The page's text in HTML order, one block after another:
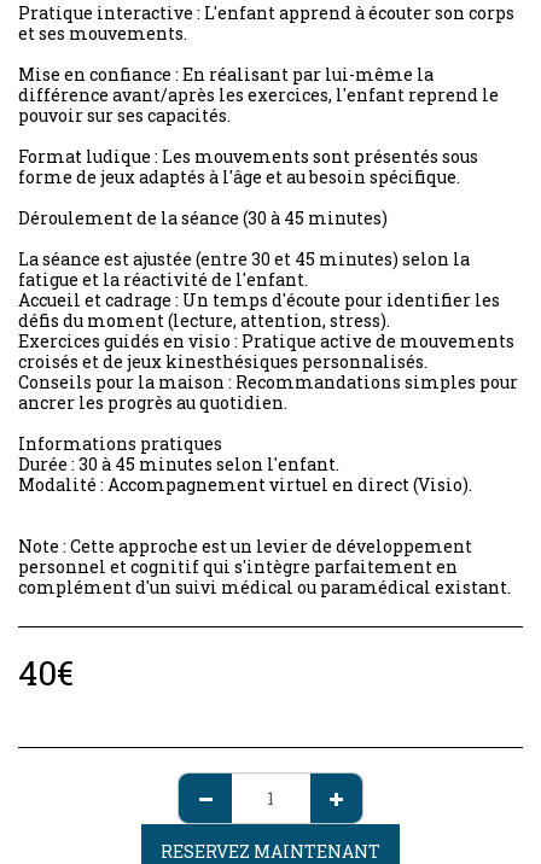
Pratique interactive : L'enfant apprend à écouter son corps
et ses mouvements.
Mise en confiance : En réalisant par lui-même la
différence avant/après les exercices, l'enfant reprend le
pouvoir sur ses capacités.
Format ludique : Les mouvements sont présentés sous
forme de jeux adaptés à l'âge et au besoin spécifique.
Déroulement de la séance (30 à 45 minutes)
La séance est ajustée (entre 30 et 45 minutes) selon la
fatigue et la réactivité de l'enfant.
Accueil et cadrage : Un temps d'écoute pour identifier les
défis du moment (lecture, attention, stress).
Exercices guidés en visio : Pratique active de mouvements
croisés et de jeux kinesthésiques personnalisés.
Conseils pour la maison : Recommandations simples pour
ancrer les progrès au quotidien.
Informations pratiques
Durée : 30 à 45 minutes selon l'enfant.
Modalité : Accompagnement virtuel en direct (Visio).
Note : Cette approche est un levier de développement
personnel et cognitif qui s'intègre parfaitement en
complément d'un suivi médical ou paramédical existant.
40€
RESERVEZ MAINTENANT